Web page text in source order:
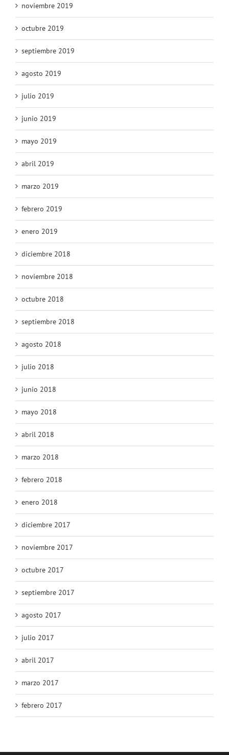
noviembre 2019
octubre 2019
septiembre 2019
agosto 2019
julio 2019
junio 2019
mayo 2019
abril 2019
marzo 2019
febrero 2019
enero 2019
diciembre 2018
noviembre 2018
octubre 2018
septiembre 2018
agosto 2018
julio 2018
junio 2018
mayo 2018
abril 2018
marzo 2018
febrero 2018
enero 2018
diciembre 2017
noviembre 2017
octubre 2017
septiembre 2017
agosto 2017
julio 2017
abril 2017
marzo 2017
febrero 2017